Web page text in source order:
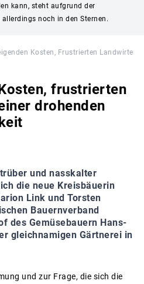
kann, steht aufgrund der
noch in den Sternen.
Kosten, Frustrierten Landwirten
frustrierten
drohenden
und nasskalter
die neue Kreisbäuerin
Link und Torsten
Bauernverband
des Gemüsebauern Hans-
gleichnamigen Gärtnerei in
und zur Frage, die sich die